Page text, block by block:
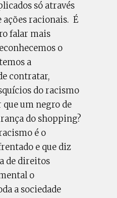
só através
ações racionais. É
falar mais
o
a
contratar,
do racismo
que um negro de
do shopping?
é o
e que diz
de direitos
o
a sociedade